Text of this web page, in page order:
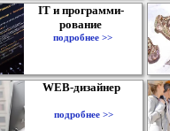
IT и программи-
рование
подробнее >>
WEB-дизайнер
подробнее >>